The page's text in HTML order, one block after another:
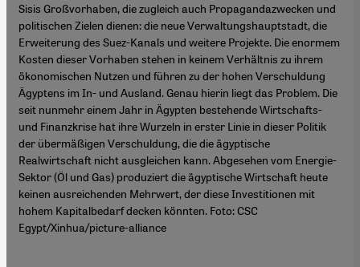
Sisis Großvorhaben, die zugleich auch Propagandazwecken und
politischen Zielen dienen: die neue Verwaltungshauptstadt, die
Erweiterung des Suez-Kanals und weitere Projekte. Die enormem
Kosten dieser Vorhaben stehen in keinem Verhältnis zu ihrem
ökonomischen Nutzen und führen zu der hohen Verschuldung
Ägyptens im In- und Ausland. Genau hierin liegt das Problem. Die
seit nunmehr einem Jahr in Ägypten bestehende Wirtschafts-
und Finanzkrise hat ihre Wurzeln in erster Linie in dieser Politik
der übermäßigen Verschuldung, die die ägyptische
Realwirtschaft nicht ausgleichen kann. Abgesehen vom Energie-
Sektor (Öl und Gas) produziert die ägyptische Wirtschaft heute
keinen ausreichenden Mehrwert, der diese Investitionen mit
hohem Kapitalbedarf decken könnten. Foto: CSC
Egypt/Xinhua/picture-alliance